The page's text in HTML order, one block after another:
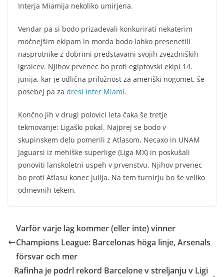
Interja Miamija nekoliko umirjena.
Vendar pa si bodo prizadevali konkurirati nekaterim
močnejšim ekipam in morda bodo lahko presenetili
nasprotnike z dobrimi predstavami svojih zvezdniških
igralcev. Njihov prvenec bo proti egiptovski ekipi 14.
junija, kar je odlična priložnost za ameriški nogomet, še
posebej pa za dresi Inter Miami.
Končno jih v drugi polovici leta čaka še tretje
tekmovanje: Ligaški pokal. Najprej se bodo v
skupinskem delu pomerili z Atlasom, Necaxo in UNAM
Jaguarsi iz mehiške superlige (Liga MX) in poskušali
ponoviti lanskoletni uspeh v prvenstvu. Njihov prvenec
bo proti Atlasu konec julija. Na tem turnirju bo še veliko
odmevnih tekem.
Varför varje lag kommer (eller inte) vinner
Champions League: Barcelonas höga linje, Arsenals
försvar och mer
Rafinha je podrl rekord Barcelone v streljanju v Ligi